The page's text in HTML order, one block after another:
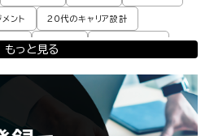
ント 20代のキャリア設計
ョン 業界動向 コンサル現場論
独立・フリーランス
パートナー
もっと見る